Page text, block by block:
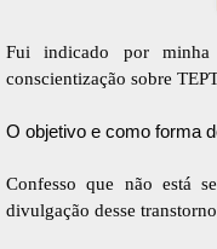
Fui indicado por minha
conscientização sobre
O objetivo e como forma
Confesso que não está
divulgação desse